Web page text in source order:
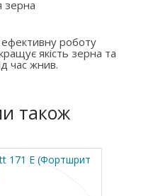
зерна
роботу
якість зерна та
час жнив.
також